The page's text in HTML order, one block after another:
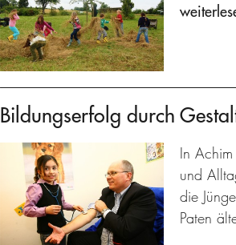
Bildungserfolg durch
In
und
die
Paten